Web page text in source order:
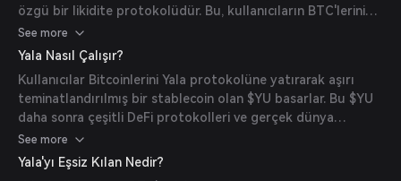
özgü bir likidite protokolüdür. Bu, kullanıcıların BTC'lerini
satmadan birden fazla blok zinciri ağı üzerinden
merkeziyetsiz finans (DeFi) fırsatlarına erişmelerine olanak
tanır, böylece tam Bitcoin maruziyetini korurken getiri elde
etmelerini sağlar.
See more
Yala Nasıl Çalışır?
Kullanıcılar Bitcoinlerini Yala protokolüne yatırarak aşırı
teminatlandırılmış bir stablecoin olan $YU basarlar. Bu $YU
daha sonra çeşitli DeFi protokolleri ve gerçek dünya
varlıkları üzerinde kullanılabilir, böylece kullanıcılar Bitcoin
sahipliğini korurken getiri kazanabilirler.
See more
Yala'yı Eşsiz Kılan Nedir?